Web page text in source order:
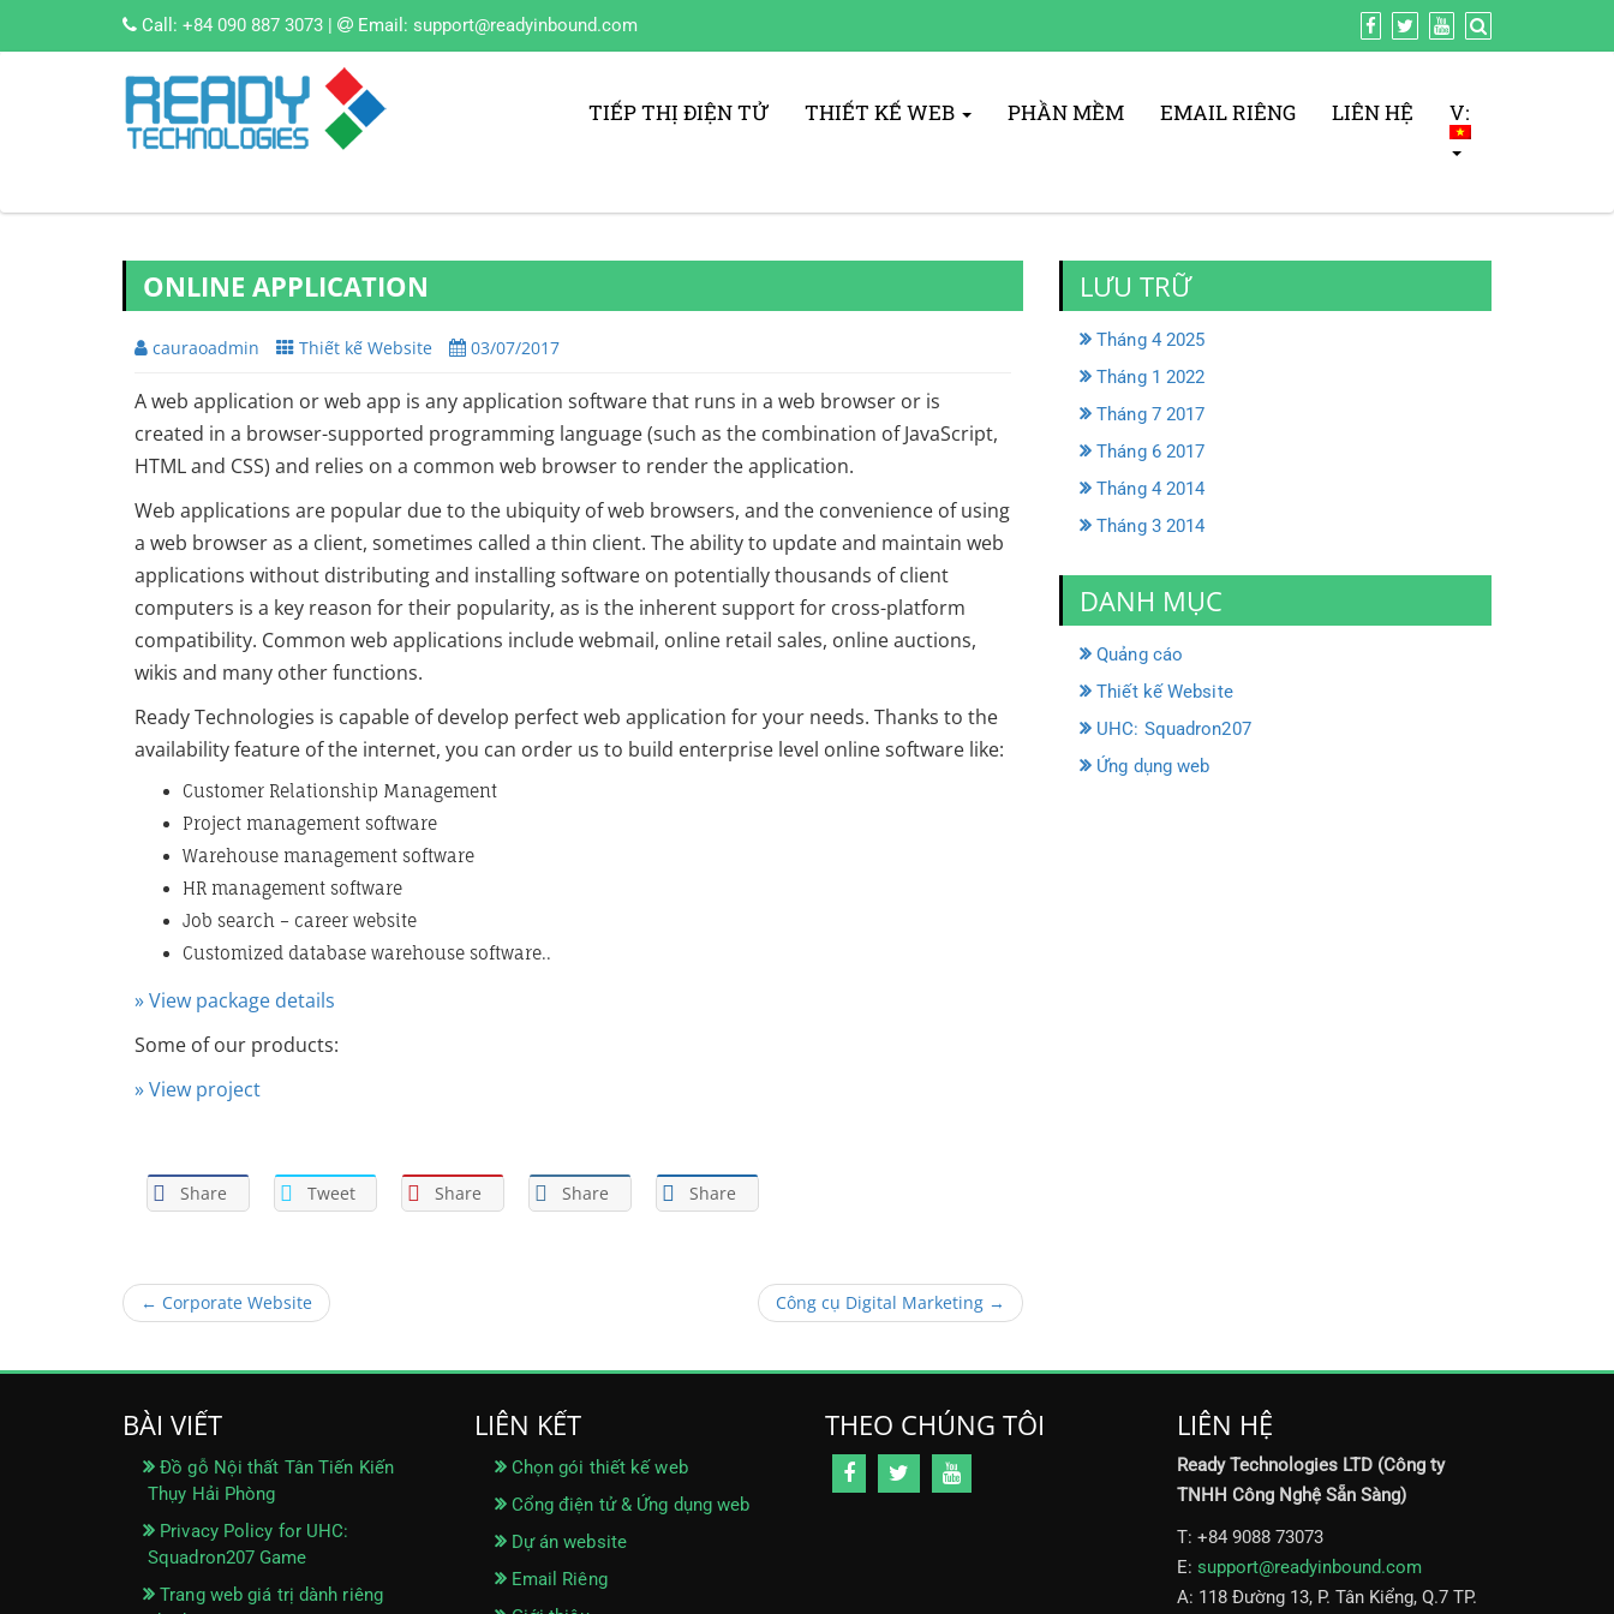
Call: +84 090 887 3073 | Email: support@readyinbound.com
TIẾP THỊ ĐIỆN TỬ THIẾT KẾ WEB PHẦN MỀM EMAIL RIÊNG LIÊN HỆ V:
ONLINE APPLICATION
cauraoadmin Thiết kế Website 03/07/2017
A web application or web app is any application software that runs in a web browser or is
created in a browser-supported programming language (such as the combination of JavaScript,
HTML and CSS) and relies on a common web browser to render the application.
Web applications are popular due to the ubiquity of web browsers, and the convenience of using
a web browser as a client, sometimes called a thin client. The ability to update and maintain web
applications without distributing and installing software on potentially thousands of client
computers is a key reason for their popularity, as is the inherent support for cross-platform
compatibility. Common web applications include webmail, online retail sales, online auctions,
wikis and many other functions.
Ready Technologies is capable of develop perfect web application for your needs. Thanks to the
availability feature of the internet, you can order us to build enterprise level online software like:
Customer Relationship Management
Project management software
Warehouse management software
HR management software
Job search – career website
Customized database warehouse software..
» View package details
Some of our products:
» View project
Share Tweet Share Share Share
← Corporate Website Công cụ Digital Marketing →
LƯU TRỮ
Tháng 4 2025
Tháng 1 2022
Tháng 7 2017
Tháng 6 2017
Tháng 4 2014
Tháng 3 2014
DANH MỤC
Quảng cáo
Thiết kế Website
UHC: Squadron207
Ứng dụng web
BÀI VIẾT
Đồ gỗ Nội thất Tân Tiến Kiến
Thụy Hải Phòng
Privacy Policy for UHC:
Squadron207 Game
Trang web giá trị dành riêng
LIÊN KẾT
Chọn gói thiết kế web
Cổng điện tử & Ứng dụng web
Dự án website
Email Riêng
THEO CHÚNG TÔI LIÊN HỆ
Ready Technologies LTD (Công ty
TNHH Công Nghệ Sẵn Sàng)
T: +84 9088 73073
E: support@readyinbound.com
A: 118 Đường 13, P. Tân Kiểng, Q.7 TP.